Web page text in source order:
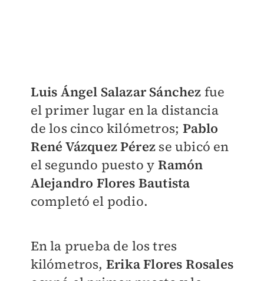
Luis Ángel Salazar Sánchez fue
el primer lugar en la distancia
de los cinco kilómetros; Pablo
René Vázquez Pérez se ubicó en
el segundo puesto y Ramón
Alejandro Flores Bautista
completó el podio.
En la prueba de los tres
kilómetros, Erika Flores Rosales